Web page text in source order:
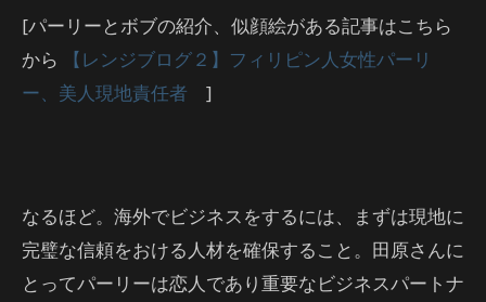
[パーリーとボブの紹介、似顔絵がある記事はこちら
から
【レンジブログ２】フィリピン人女性パーリ
ー、美人現地責任者 ]
なるほど。海外でビジネスをするには、まずは現地に
完璧な信頼をおける人材を確保すること。田原さんに
とってパーリーは恋人であり重要なビジネスパートナ